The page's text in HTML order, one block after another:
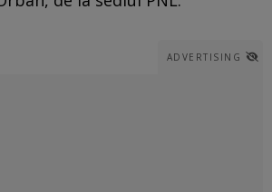
ADVERTISING